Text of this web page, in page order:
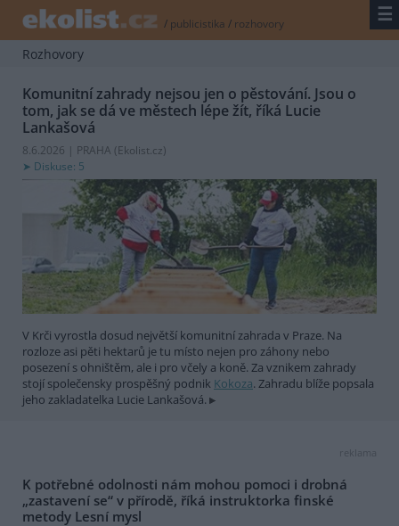
/ publicistika / rozhovory ☰
Rozhovory
Komunitní zahrady nejsou jen o pěstování. Jsou o
tom, jak se dá ve městech lépe žít, říká Lucie
Lankašová
8.6.2026 | PRAHA (Ekolist.cz)
Diskuse: 5
V Krči vyrostla dosud největší komunitní zahrada v Praze. Na
rozloze asi pěti hektarů je tu místo nejen pro záhony nebo
posezení s ohništěm, ale i pro včely a koně. Za vznikem zahrady
stojí společensky prospěšný podnik Kokoza. Zahradu blíže popsala
jeho zakladatelka Lucie Lankašová.
reklama
K potřebné odolnosti nám mohou pomoci i drobná
„zastavení se“ v přírodě, říká instruktorka finské
metody Lesní mysl